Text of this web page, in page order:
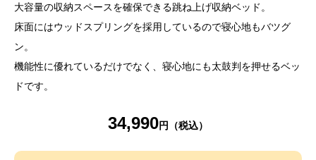
大容量の収納スペースを確保できる跳ね上げ収納ベッド。
床面にはウッドスプリングを採用しているので寝心地もバツグ
ン。
機能性に優れているだけでなく、寝心地にも太鼓判を押せるベッ
ドです。
34,990